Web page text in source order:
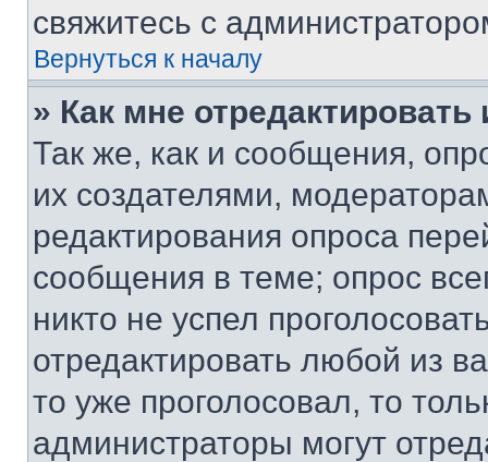
свяжитесь с
Вернуться к началу
» Как мне
Так же, как и сообщения,
их создателями,
редактирования опроса
сообщения в теме; опрос
никто не успел
отредактировать любой из
то уже проголосовал, то
администраторы могут